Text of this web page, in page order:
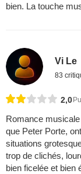
bien. La touche
Vi Le
83
2,0
Romance
que Peter Porte,
situations
trop de clichés,
bien ficelée et bien